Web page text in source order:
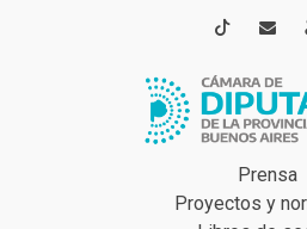

Prensa
Proyectos y